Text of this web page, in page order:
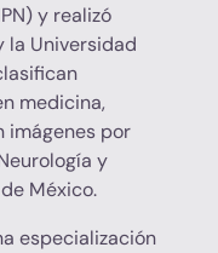
y realizó
la Universidad
medicina,
imágenes por
y
México.
especialización